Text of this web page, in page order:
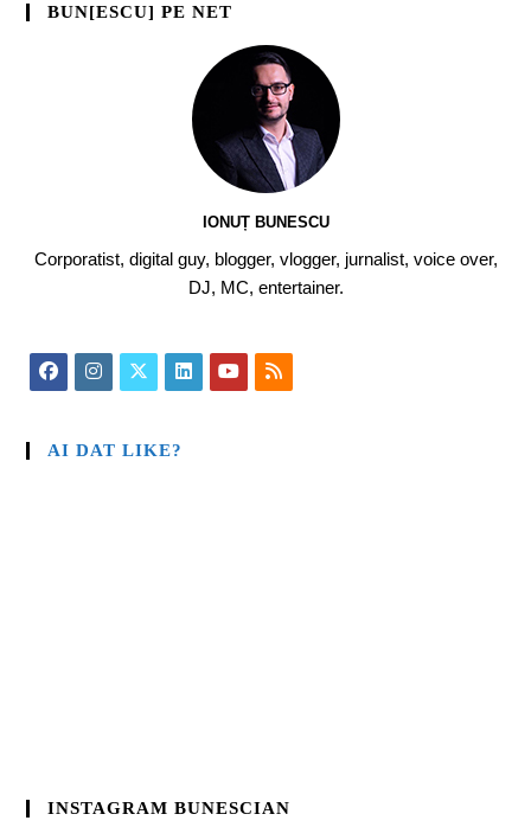
BUN[ESCU] PE NET
IONUȚ BUNESCU
Corporatist, digital guy, blogger, vlogger, jurnalist, voice over,
DJ, MC, entertainer.
AI DAT LIKE?
INSTAGRAM BUNESCIAN